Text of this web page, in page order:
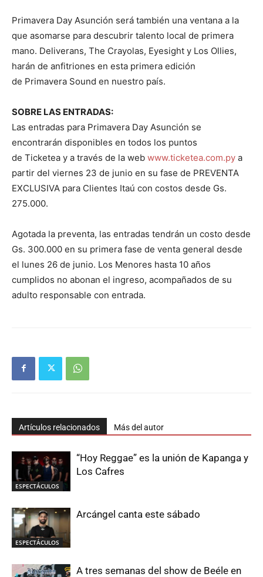
Primavera Day Asunción será también una ventana a la
que asomarse para descubrir talento local de primera
mano. Deliverans, The Crayolas, Eyesight y Los Ollies,
harán de anfitriones en esta primera edición
de Primavera Sound en nuestro país.
SOBRE LAS ENTRADAS:
Las entradas para Primavera Day Asunción se
encontrarán disponibles en todos los puntos
de Ticketea y a través de la web www.ticketea.com.py a
partir del viernes 23 de junio en su fase de PREVENTA
EXCLUSIVA para Clientes Itaú con costos desde Gs.
275.000.
Agotada la preventa, las entradas tendrán un costo desde
Gs. 300.000 en su primera fase de venta general desde
el lunes 26 de junio. Los Menores hasta 10 años
cumplidos no abonan el ingreso, acompañados de su
adulto responsable con entrada.
Artículos relacionados Más del autor
ESPECTÁCULOS
“Hoy Reggae” es la unión de Kapanga y
Los Cafres
ESPECTÁCULOS
Arcángel canta este sábado
A tres semanas del show de Beéle en